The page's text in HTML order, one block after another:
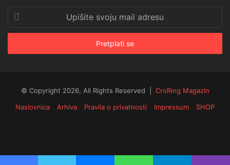
Upišite
svoju
mail
© Copyright 2026, All Rights Reserved | CroRing Magazin
Naslovnica
Arhiva Pravila o privatnosti Impressum SHOP